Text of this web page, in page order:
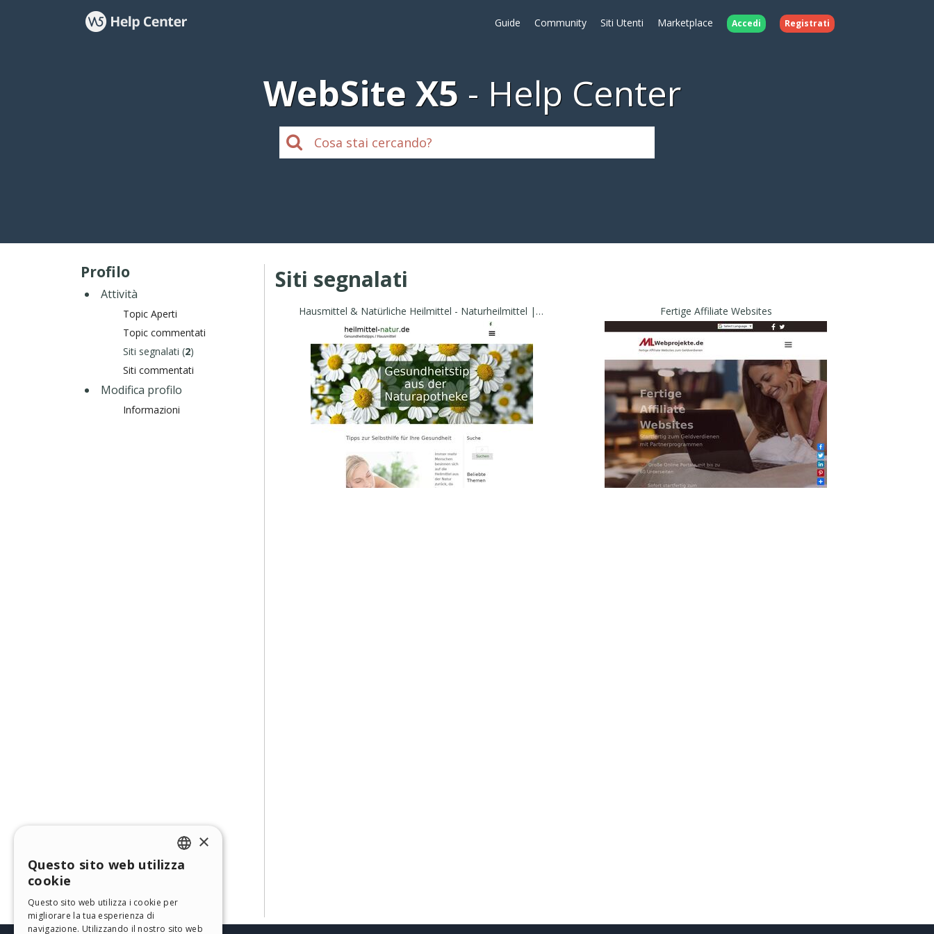
Guide Community Siti Utenti Marketplace Accedi Registrati
WebSite X5 Help Center
Profilo
Attività
Topic Aperti
Topic commentati
Siti segnalati (2)
Siti commentati
Modifica profilo
Informazioni
Siti segnalati
Hausmittel & Natürliche Heilmittel - Naturheilmittel | Gesundheitstipps Fertige Affiliate Websites
ENGLISH
×
Questo sito web utilizza
cookie
Questo sito web utilizza i cookie per
migliorare la tua esperienza di
navigazione. Utilizzando il nostro sito web